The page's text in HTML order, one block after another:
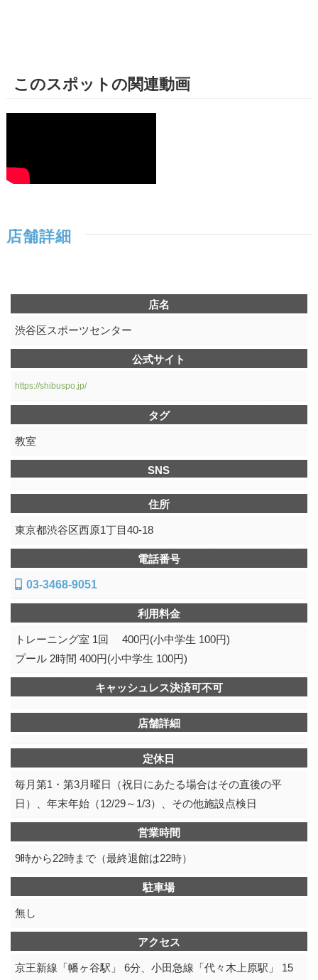
このスポットの関連動画
店舗詳細
店名
渋谷区スポーツセンター
公式サイト
https://shibuspo.jp/
タグ
教室
SNS
住所
東京都渋谷区西原1丁目40-18
電話番号
03-3468-9051
利用料金
トレーニング室 1回 400円(小中学生 100円)
プール 2時間 400円(小中学生 100円)
キャッシュレス決済可不可
店舗詳細
定休日
毎月第1・第3月曜日（祝日にあたる場合はその直後の平
日）、年末年始（12/29～1/3）、その他施設点検日
営業時間
9時から22時まで（最終退館は22時）
駐車場
無し
アクセス
京王新線「幡ヶ谷駅」 6分、小田急線「代々木上原駅」 15